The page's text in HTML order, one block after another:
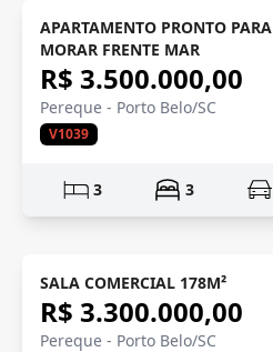
APARTAMENTO PRONTO PARA
MORAR FRENTE MAR
R$ 3.500.000,00
Pereque - Porto Belo/SC
V1039
3 3
SALA COMERCIAL 178M²
R$ 3.300.000,00
Pereque - Porto Belo/SC